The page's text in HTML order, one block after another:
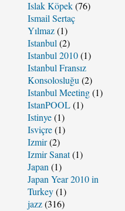
Islak Köpek(76)
Ismail Sertaç
Yılmaz(1)
Istanbul (2)
Istanbul 2010(1)
Istanbul Fransız
Konsolosluğu (2)
Istanbul Meeting(1)
IstanPOOL(1)
Istinye(1)
Isviçre(1)
Izmir(2)
Izmir Sanat(1)
Japan (1)
Japan Year 2010 in
Turkey(1)
jazz(316)